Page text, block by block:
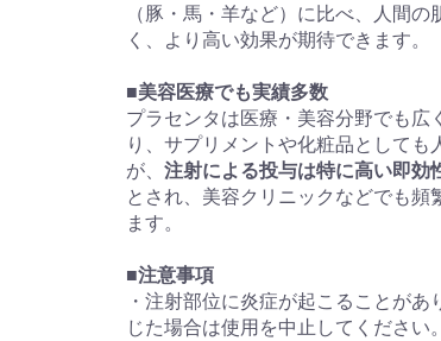
（豚・馬・羊など）に比べ、人間の
く、より高い効果が期待できます。
■美容医療でも実績多数
プラセンタは医療・美容分野でも広
り、サプリメントや化粧品としても
が、 注射による投与は特に高い即効
とされ、美容クリニックなどでも頻
ます。
■注意事項
・注射部位に炎症が起こることがあ
じた場合は使用を中止してください。